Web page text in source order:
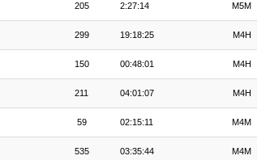
205 2:27:14 M5M
299 19:18:25 M4H
150 00:48:01 M4H
211 04:01:07 M4H
59 02:15:11 M4M
535 03:35:44 M4M